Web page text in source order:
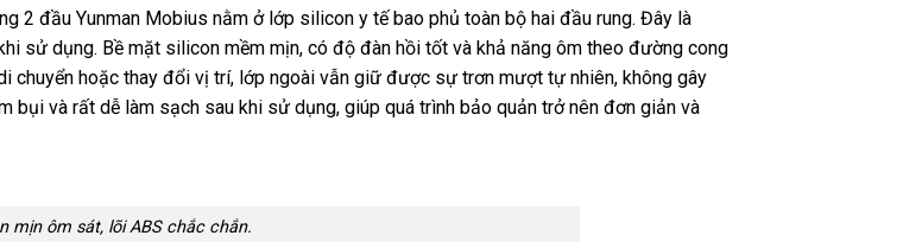
2 đầu Yunman Mobius nằm ở lớp silicon y tế bao phủ toàn bộ hai đầu rung. Đây là
sử dụng. Bề mặt silicon mềm mịn, có độ đàn hồi tốt và khả năng ôm theo đường cong
chuyển hoặc thay đổi vị trí, lớp ngoài vẫn giữ được sự trơn mượt tự nhiên, không gây
bụi và rất dễ làm sạch sau khi sử dụng, giúp quá trình bảo quản trở nên đơn giản và
mịn ôm sát, lõi ABS chắc chắn.